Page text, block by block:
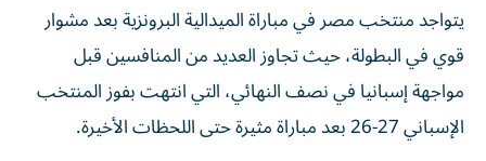
يتواجد منتخب مصر في مباراة الميدالية البرونزية بعد مشوار
قوي في البطولة، حيث تجاوز العديد من المنافسين قبل
مواجهة إسبانيا في نصف النهائي، التي انتهت بفوز المنتخب
الإسباني 27-26 بعد مباراة مثيرة حتى اللحظات الأخيرة.